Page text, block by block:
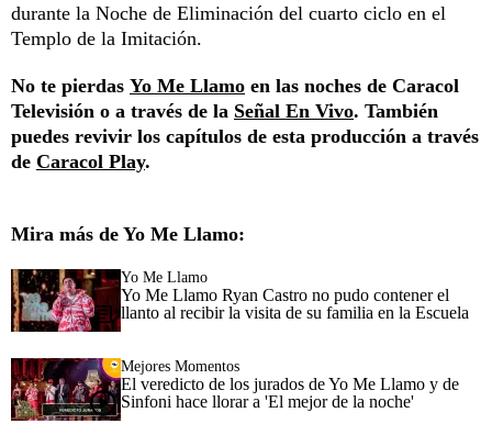
durante la Noche de Eliminación del cuarto ciclo en el
Templo de la Imitación.
No te pierdas Yo Me Llamo en las noches de Caracol
Televisión o a través de la Señal En Vivo. También
puedes revivir los capítulos de esta producción a través
de Caracol Play.
Mira más de Yo Me Llamo:
Yo Me Llamo
Yo Me Llamo Ryan Castro no pudo contener el
llanto al recibir la visita de su familia en la Escuela
Mejores Momentos
El veredicto de los jurados de Yo Me Llamo y de
Sinfoni hace llorar a 'El mejor de la noche'